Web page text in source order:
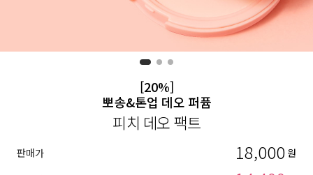
[20%]
뽀송&톤업 데오 퍼퓸
피치 데오 팩트
판매가 18,000 원